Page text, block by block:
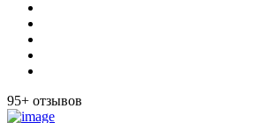
95+ отзывов